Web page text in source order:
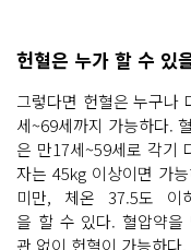
헌혈은 누가 할 수 있
그렇다면 헌혈은 누구나
세~69세까지 가능하다.
은 만17세~59세로 각기
자는 45kg 이상이면 가
미만, 체온 37.5도 이
을 할 수 있다. 혈압약
관 없이 헌혈이 가능하다.